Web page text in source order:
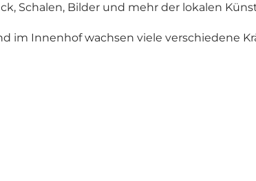
Schalen, Bilder und mehr der lokalen
im Innenhof wachsen viele verschiedene